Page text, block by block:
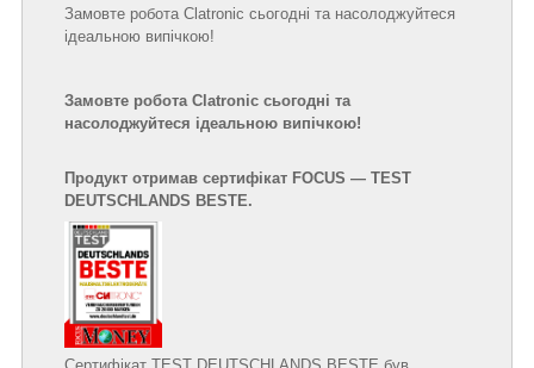
Замовте робота Clatronic сьогодні та насолоджуйтеся
ідеальною випічкою!
Замовте робота Clatronic сьогодні та
насолоджуйтеся ідеальною випічкою!
Продукт отримав сертифікат FOCUS — TEST
DEUTSCHLANDS BESTE.